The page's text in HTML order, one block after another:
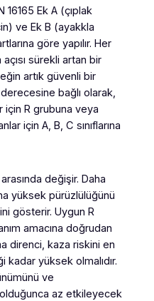
16165 Ek A (çıplak
ve Ek B (ayakkla
göre yapılır. Her
sürekli artan bir
artık güvenli bir
bağlı olarak,
için R grubuna veya
için A, B, C sınıflarına
arasında değişir. Daha
yüksek pürüzlülüğünü
gösterir. Uygun R
amacına doğrudan
direnci, kaza riskini en
yüksek olmalıdır.
ve
az etkileyecek